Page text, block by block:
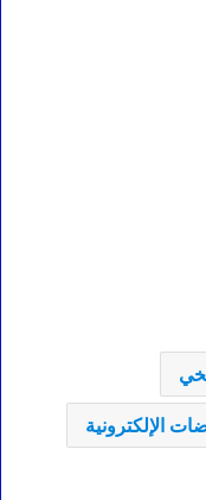
الإلكترونية